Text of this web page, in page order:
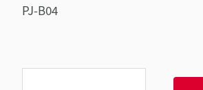
PJ-B04